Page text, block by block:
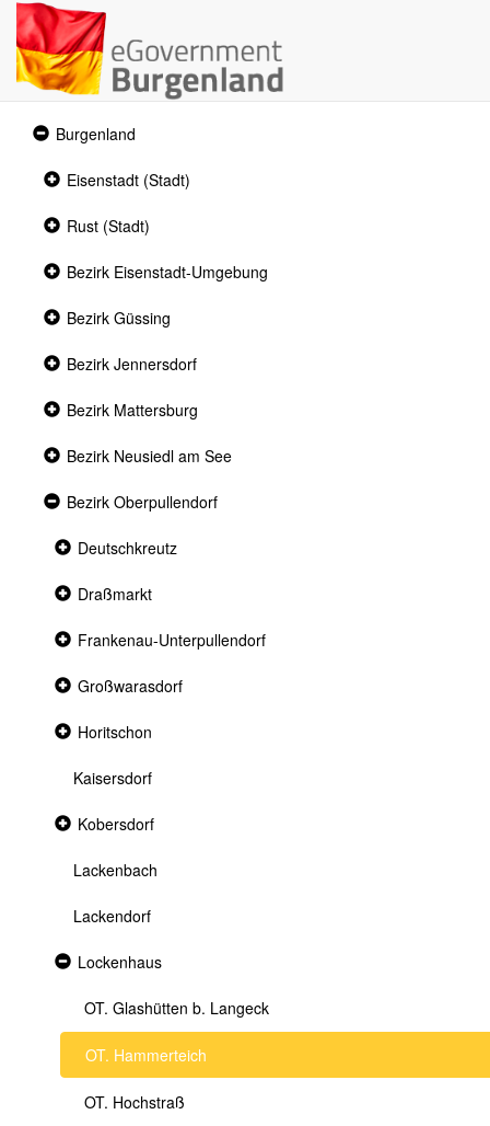
Expanded
section
Burgenland
Collapsed
Eisenstadt (Stadt)
Collapsed
section
Rust (Stadt)
Collapsed
Bezirk Eisenstadt-Umgebung
Collapsed
Bezirk Güssing
Collapsed
Bezirk Jennersdorf
Collapsed
Bezirk Mattersburg
Collapsed
Bezirk Neusiedl am See
Expanded
Bezirk Oberpullendorf
Collapsed
Deutschkreutz
Collapsed
Draßmarkt
Collapsed
Frankenau-Unterpullendorf
Collapsed
Großwarasdorf
Collapsed
Horitschon
Kaisersdorf
Collapsed
Kobersdorf
Lackenbach
Lackendorf
Expanded
Lockenhaus
OT. Glashütten b. Langeck
OT. Hammerteich
OT. Hochstraß